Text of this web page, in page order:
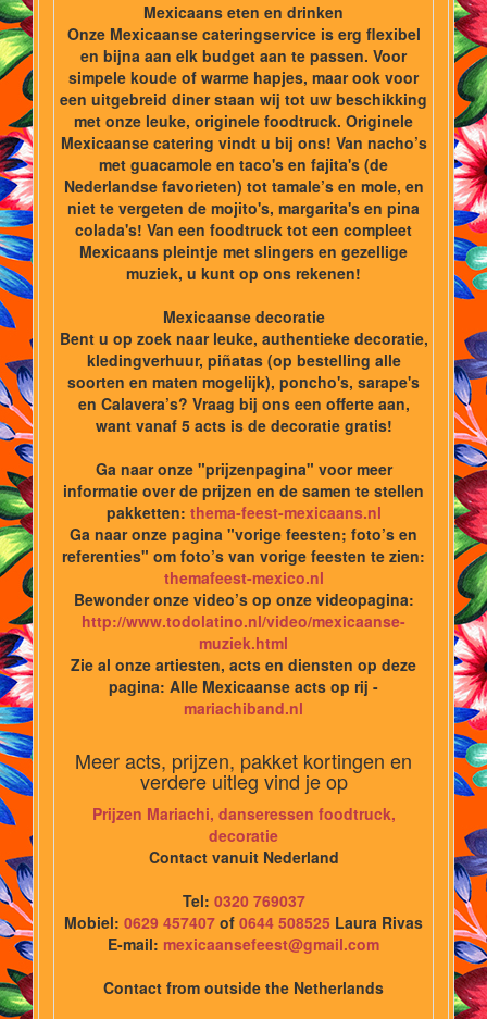
Mexicaans eten en drinken
Onze Mexicaanse cateringservice is erg flexibel
en bijna aan elk budget aan te passen. Voor
simpele koude of warme hapjes, maar ook voor
een uitgebreid diner staan wij tot uw beschikking
met onze leuke, originele foodtruck. Originele
Mexicaanse catering vindt u bij ons! Van nacho’s
met guacamole en taco's en fajita's (de
Nederlandse favorieten) tot tamale’s en mole, en
niet te vergeten de mojito's, margarita's en pina
colada's! Van een foodtruck tot een compleet
Mexicaans pleintje met slingers en gezellige
muziek, u kunt op ons rekenen!
Mexicaanse decoratie
Bent u op zoek naar leuke, authentieke decoratie,
kledingverhuur, piñatas (op bestelling alle
soorten en maten mogelijk), poncho's, sarape's
en Calavera’s? Vraag bij ons een offerte aan,
want vanaf 5 acts is de decoratie gratis!
Ga naar onze "prijzenpagina" voor meer
informatie over de prijzen en de samen te stellen
pakketten: thema-feest-mexicaans.nl
Ga naar onze pagina "vorige feesten; foto’s en
referenties" om foto’s van vorige feesten te zien:
themafeest-mexico.nl
Bewonder onze video’s op onze videopagina:
http://www.todolatino.nl/video/mexicaanse-
muziek.html
Zie al onze artiesten, acts en diensten op deze
pagina: Alle Mexicaanse acts op rij -
mariachiband.nl
Meer acts, prijzen, pakket kortingen en
verdere uitleg vind je op
Prijzen Mariachi, danseressen foodtruck,
decoratie
Contact vanuit Nederland
Tel: 0320 769037
Mobiel: 0629 457407 of 0644 508525 Laura Rivas
E-mail: mexicaansefeest@gmail.com
Contact from outside the Netherlands